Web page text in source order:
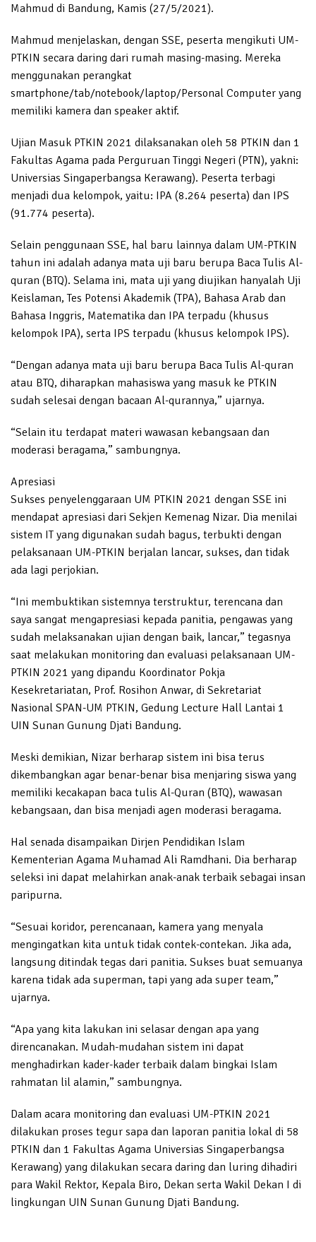
Mahmud di Bandung, Kamis (27/5/2021).
Mahmud menjelaskan, dengan SSE, peserta mengikuti UM-
PTKIN secara daring dari rumah masing-masing. Mereka
menggunakan perangkat
smartphone/tab/notebook/laptop/Personal Computer yang
memiliki kamera dan speaker aktif.
Ujian Masuk PTKIN 2021 dilaksanakan oleh 58 PTKIN dan 1
Fakultas Agama pada Perguruan Tinggi Negeri (PTN), yakni:
Universias Singaperbangsa Kerawang). Peserta terbagi
menjadi dua kelompok, yaitu: IPA (8.264 peserta) dan IPS
(91.774 peserta).
Selain penggunaan SSE, hal baru lainnya dalam UM-PTKIN
tahun ini adalah adanya mata uji baru berupa Baca Tulis Al-
quran (BTQ). Selama ini, mata uji yang diujikan hanyalah Uji
Keislaman, Tes Potensi Akademik (TPA), Bahasa Arab dan
Bahasa Inggris, Matematika dan IPA terpadu (khusus
kelompok IPA), serta IPS terpadu (khusus kelompok IPS).
“Dengan adanya mata uji baru berupa Baca Tulis Al-quran
atau BTQ, diharapkan mahasiswa yang masuk ke PTKIN
sudah selesai dengan bacaan Al-qurannya,” ujarnya.
“Selain itu terdapat materi wawasan kebangsaan dan
moderasi beragama,” sambungnya.
Apresiasi
Sukses penyelenggaraan UM PTKIN 2021 dengan SSE ini
mendapat apresiasi dari Sekjen Kemenag Nizar. Dia menilai
sistem IT yang digunakan sudah bagus, terbukti dengan
pelaksanaan UM-PTKIN berjalan lancar, sukses, dan tidak
ada lagi perjokian.
“Ini membuktikan sistemnya terstruktur, terencana dan
saya sangat mengapresiasi kepada panitia, pengawas yang
sudah melaksanakan ujian dengan baik, lancar,” tegasnya
saat melakukan monitoring dan evaluasi pelaksanaan UM-
PTKIN 2021 yang dipandu Koordinator Pokja
Kesekretariatan, Prof. Rosihon Anwar, di Sekretariat
Nasional SPAN-UM PTKIN, Gedung Lecture Hall Lantai 1
UIN Sunan Gunung Djati Bandung.
Meski demikian, Nizar berharap sistem ini bisa terus
dikembangkan agar benar-benar bisa menjaring siswa yang
memiliki kecakapan baca tulis Al-Quran (BTQ), wawasan
kebangsaan, dan bisa menjadi agen moderasi beragama.
Hal senada disampaikan Dirjen Pendidikan Islam
Kementerian Agama Muhamad Ali Ramdhani. Dia berharap
seleksi ini dapat melahirkan anak-anak terbaik sebagai insan
paripurna.
“Sesuai koridor, perencanaan, kamera yang menyala
mengingatkan kita untuk tidak contek-contekan. Jika ada,
langsung ditindak tegas dari panitia. Sukses buat semuanya
karena tidak ada superman, tapi yang ada super team,”
ujarnya.
“Apa yang kita lakukan ini selasar dengan apa yang
direncanakan. Mudah-mudahan sistem ini dapat
menghadirkan kader-kader terbaik dalam bingkai Islam
rahmatan lil alamin,” sambungnya.
Dalam acara monitoring dan evaluasi UM-PTKIN 2021
dilakukan proses tegur sapa dan laporan panitia lokal di 58
PTKIN dan 1 Fakultas Agama Universias Singaperbangsa
Kerawang) yang dilakukan secara daring dan luring dihadiri
para Wakil Rektor, Kepala Biro, Dekan serta Wakil Dekan I di
lingkungan UIN Sunan Gunung Djati Bandung.